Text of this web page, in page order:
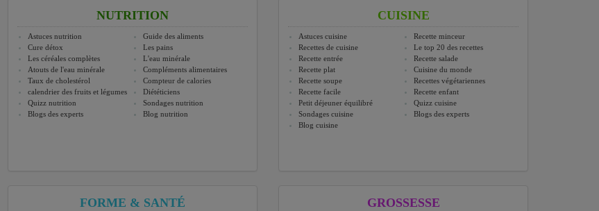
NUTRITION
Astuces nutrition
Guide des aliments
Cure détox
Les pains
Les céréales complètes
L'eau minérale
Atouts de l'eau minérale
Compléments alimentaires
Taux de cholestérol
Compteur de calories
calendrier des fruits et légumes
Diététiciens
Quizz nutrition
Sondages nutrition
Blogs des experts
Blog nutrition
CUISINE
Astuces cuisine
Recette minceur
Recettes de cuisine
Le top 20 des recettes
Recette entrée
Recette salade
Recette plat
Cuisine du monde
Recette soupe
Recettes végétariennes
Recette facile
Recette enfant
Petit déjeuner équilibré
Quizz cuisine
Sondages cuisine
Blogs des experts
Blog cuisine
FORME & SANTÉ GROSSESSE